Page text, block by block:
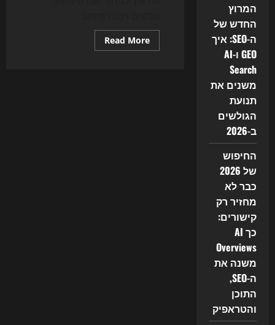
Read More
more
המרוץ
החדש של
ה-SEO: איך
GEO ו-AI
Search
משנים את
תנועת
הגולשים
ב-2026
החיפוש
של 2026
כבר לא
מחזיר רק
קישורים:
כך AI
Overviews
משנה את
ה-SEO,
התוכן
והטראפיק